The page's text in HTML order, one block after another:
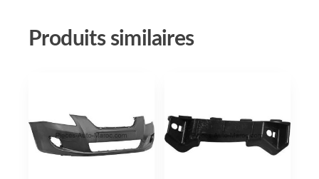
Produits similaires